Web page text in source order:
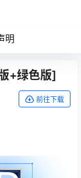
明
+绿色版]
前往下载